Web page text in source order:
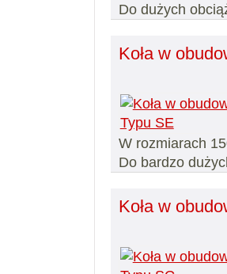
Do dużych
Koła w
W rozmiarach
Do bardzo
Koła w